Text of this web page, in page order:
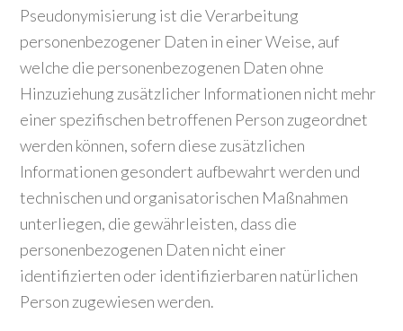
Pseudonymisierung ist die Verarbeitung
personenbezogener Daten in einer Weise, auf
welche die personenbezogenen Daten ohne
Hinzuziehung zusätzlicher Informationen nicht mehr
einer spezifischen betroffenen Person zugeordnet
werden können, sofern diese zusätzlichen
Informationen gesondert aufbewahrt werden und
technischen und organisatorischen Maßnahmen
unterliegen, die gewährleisten, dass die
personenbezogenen Daten nicht einer
identifizierten oder identifizierbaren natürlichen
Person zugewiesen werden.